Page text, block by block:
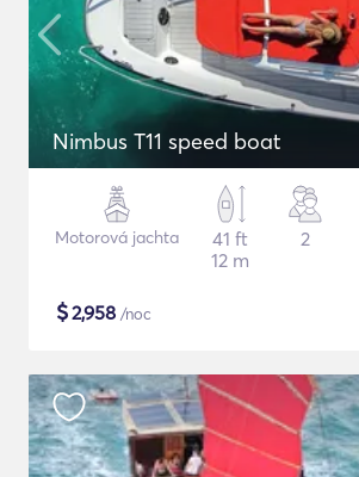
Nimbus T11 speed boat
Motorová jachta
41 ft
12 m
2
$2,958 /noc